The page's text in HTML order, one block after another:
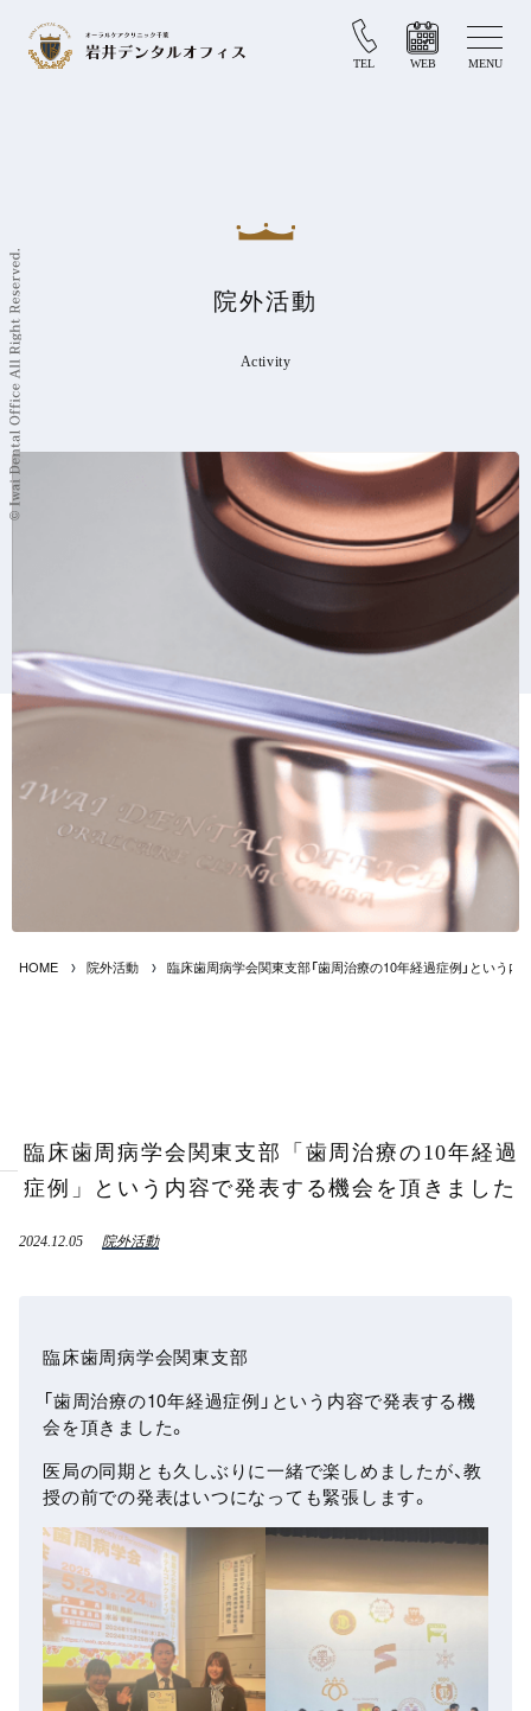
TEL WEB MENU
院外活動
Activity
HOME 院外活動 臨床歯周病学会関東支部「歯周治療の10年経過症例」という
臨床歯周病学会関東支部「歯周治療の10年経過
症例」という内容で発表する機会を頂きました
2024.12.05 院外活動
臨床歯周病学会関東支部
「歯周治療の10年経過症例」という内容で発表する機
会を頂きました。
医局の同期とも久しぶりに一緒で楽しめましたが、教
授の前での発表はいつになっても緊張します。